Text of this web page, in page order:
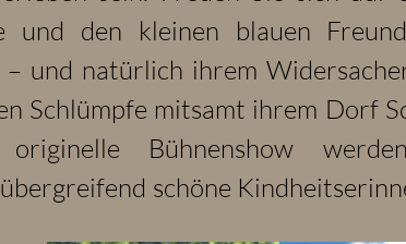
und den kleinen blauen
– und natürlich ihrem
Schlümpfe mitsamt ihrem Dorf
Bühnenshow
schöne